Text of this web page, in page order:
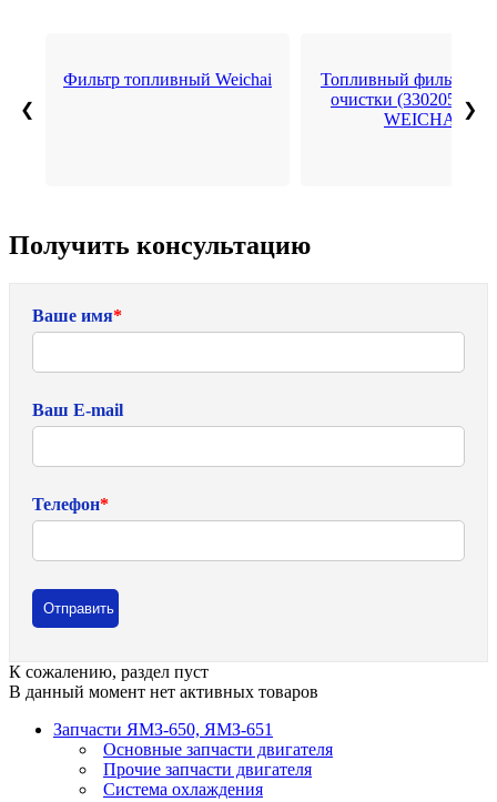
❮
Фильтр топливный Weichai
Топливный фильтр
очистки
WEICHAI
❯
Получить консультацию
Ваше имя*
Ваш E-mail
Телефон*
К сожалению, раздел пуст
В данный момент нет активных товаров
Запчасти ЯМЗ-650, ЯМЗ-651
Основные запчасти двигателя
Прочие запчасти двигателя
Система охлаждения